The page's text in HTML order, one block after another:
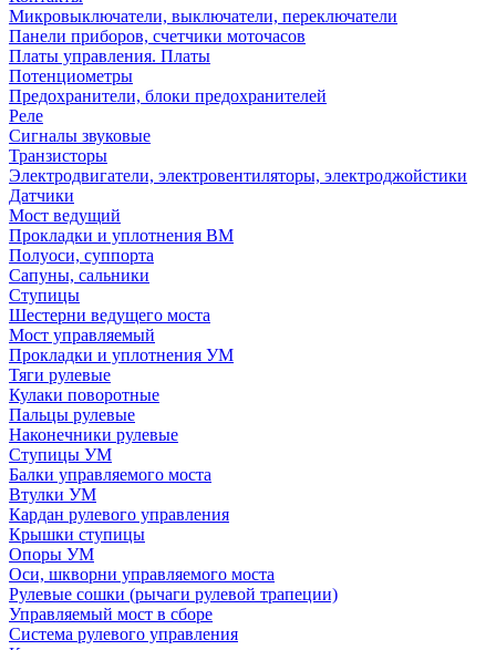
Микровыключатели, выключатели, переключатели
Панели приборов, счетчики моточасов
Платы управления. Платы
Потенциометры
Предохранители, блоки предохранителей
Реле
Сигналы звуковые
Транзисторы
Электродвигатели, электровентиляторы, электроджойстики
Датчики
Мост ведущий
Прокладки и уплотнения ВМ
Полуоси, суппорта
Сапуны, сальники
Ступицы
Шестерни ведущего моста
Мост управляемый
Прокладки и уплотнения УМ
Тяги рулевые
Кулаки поворотные
Пальцы рулевые
Наконечники рулевые
Ступицы УМ
Балки управляемого моста
Втулки УМ
Кардан рулевого управления
Крышки ступицы
Опоры УМ
Оси, шкворни управляемого моста
Рулевые сошки (рычаги рулевой трапеции)
Управляемый мост в сборе
Система рулевого управления